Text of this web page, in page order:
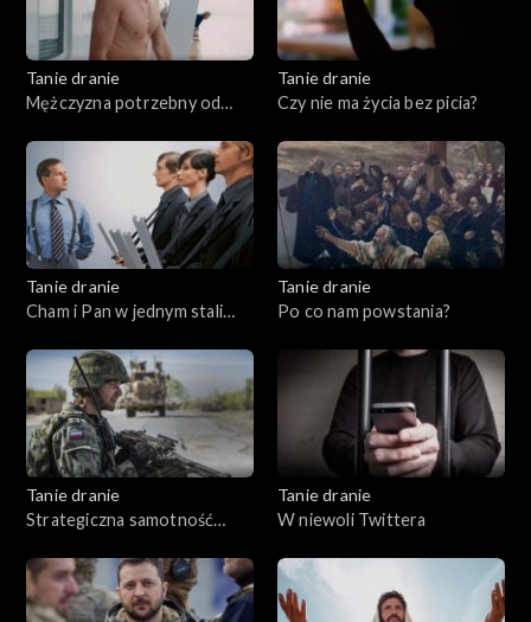
Tanie dranie
Mężczyzna potrzebny od
Tanie dranie
Czy nie ma życia bez picia?
Tanie dranie
Cham i Pan w jednym stali
Tanie dranie
Po co nam powstania?
Tanie dranie
Strategiczna samotność
Tanie dranie
W niewoli Twittera